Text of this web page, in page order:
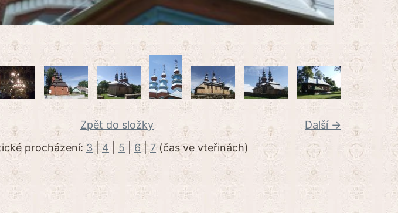
Další →
Zpět do složky
procházení: 3|4 | 5 6|7 (čas ve vteřinách)